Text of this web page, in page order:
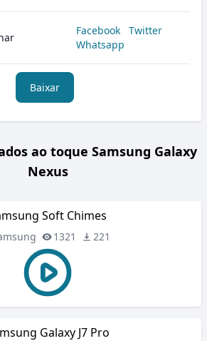
Facebook
Twitter
Whatsapp
Baixar
ao toque Samsung Galaxy
Nexus
Soft Chimes
1321 221
Galaxy J7 Pro